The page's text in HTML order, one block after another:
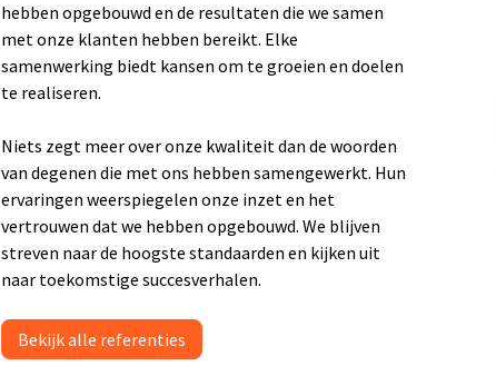
hebben opgebouwd en de resultaten die we samen
met onze klanten hebben bereikt. Elke
samenwerking biedt kansen om te groeien en doelen
te realiseren.
Niets zegt meer over onze kwaliteit dan de woorden
van degenen die met ons hebben samengewerkt. Hun
ervaringen weerspiegelen onze inzet en het
vertrouwen dat we hebben opgebouwd. We blijven
streven naar de hoogste standaarden en kijken uit
naar toekomstige succesverhalen.
Bekijk alle referenties